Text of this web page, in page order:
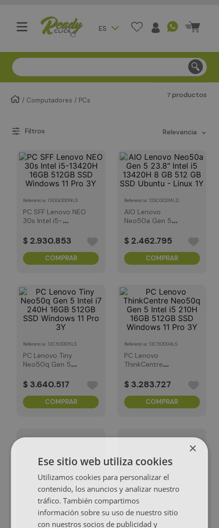
ES
Compra segura - Entregas en Bogotá en menos de 3
Computadores PCs
7productos
relevancia
Referencia :13DG000NLS
PC SFF Lenovo NEO
30s Intel i5-
SSD Windows 11
Pro 3Y
$ 2.930.853
COMPRAR
Referencia 12SC002MLD
AIO Lenovo
Neo50a Gen 5
13420H 8 GB 512
GB SSD Ubuntu -
Linux 1Y
$ 2.462.795
COMPRAR
Referencia :13C50005LS
PC Lenovo Tiny
Neo50q Gen 5
512GB SSD
Windows 11 Pro 3Y
$ 3.640.517
COMPRAR
Referencia 13C50004LS
PC Lenovo
ThinkCentre
Intel i5 210H 16GB
512GB SSD
Windows 11 Pro 3Y
$ 3.283.727
COMPRAR
×
Ese sitio web utiliza cookies
Utilizamos cookies para personalizar el
contenido, los anuncios y analizar nuestro
tráfico. También compartimos
información sobre su uso de nuestro sitio
con nuestros socios de publicidad y